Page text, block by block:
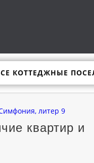
КОТТЕДЖНЫЕ
литер 9
квартир и